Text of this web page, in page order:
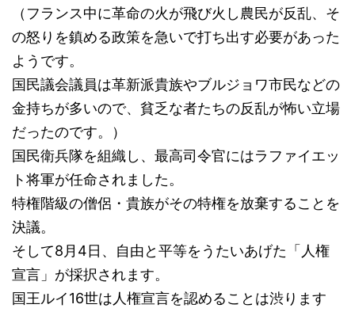
（フランス中に革命の火が飛び火し農民が反乱、そ
の怒りを鎮める政策を急いで打ち出す必要があった
ようです。
国民議会議員は革新派貴族やブルジョワ市民などの
金持ちが多いので、貧乏な者たちの反乱が怖い立場
だったのです。）
国民衛兵隊を組織し、最高司令官にはラファイエッ
ト将軍が任命されました。
特権階級の僧侶・貴族がその特権を放棄することを
決議。
そして8月4日、自由と平等をうたいあげた「人権
宣言」が採択されます。
国王ルイ16世は人権宣言を認めることは渋ります